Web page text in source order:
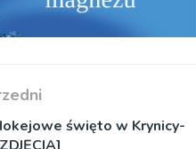
święto w Krynicy-